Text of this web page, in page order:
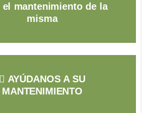
el mantenimiento de la
misma
AYÚDANOS A SU
MANTENIMIENTO